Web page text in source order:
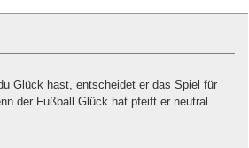
Glück hast, entscheidet er das Spiel für
der Fußball Glück hat pfeift er neutral.